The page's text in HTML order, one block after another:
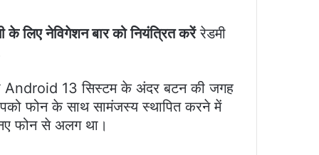
के लिए नेविगेशन बार को नियंत्रित करेंरेडमी
Android 13 सिस्टम के अंदर बटन की जगह
फोन के साथ सामंजस्य स्थापित करने में
फोन से अलग था।